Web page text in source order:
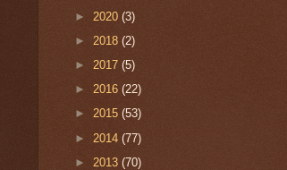
► 2020 (3)
► 2018 (2)
► 2017 (5)
► 2016 (22)
► 2015 (53)
► 2014 (77)
► 2013 (70)